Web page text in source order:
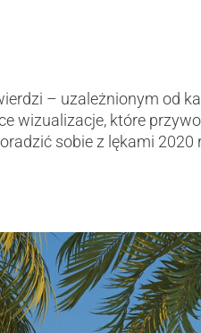
– uzależnionym od
wizualizacje, które
sobie z lękami 2020